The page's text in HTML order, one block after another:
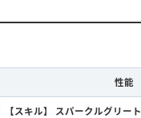
性能
【スキル】
スパークルグリート